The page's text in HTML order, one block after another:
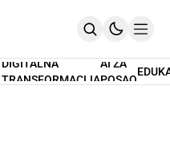
DIGITALNA
TRANSFORMACIJA
AI ZA
POSAO